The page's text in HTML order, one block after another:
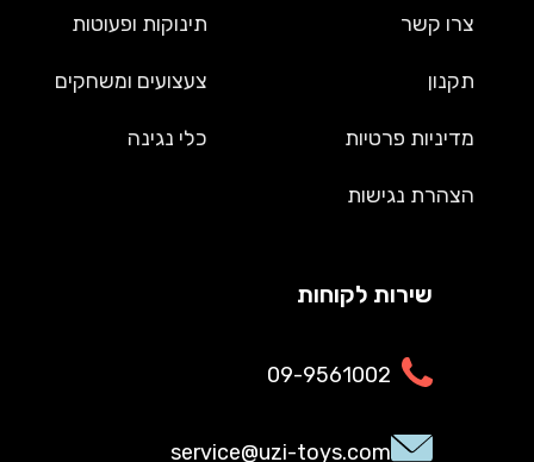
צרו קשר
תקנון
מדיניות פרטיות
הצהרת נגישות
תינוקות ופעוטות
צעצועים ומשחקים
כלי נגינה
שירות לקוחות
09-9561002
service@uzi-toys.com